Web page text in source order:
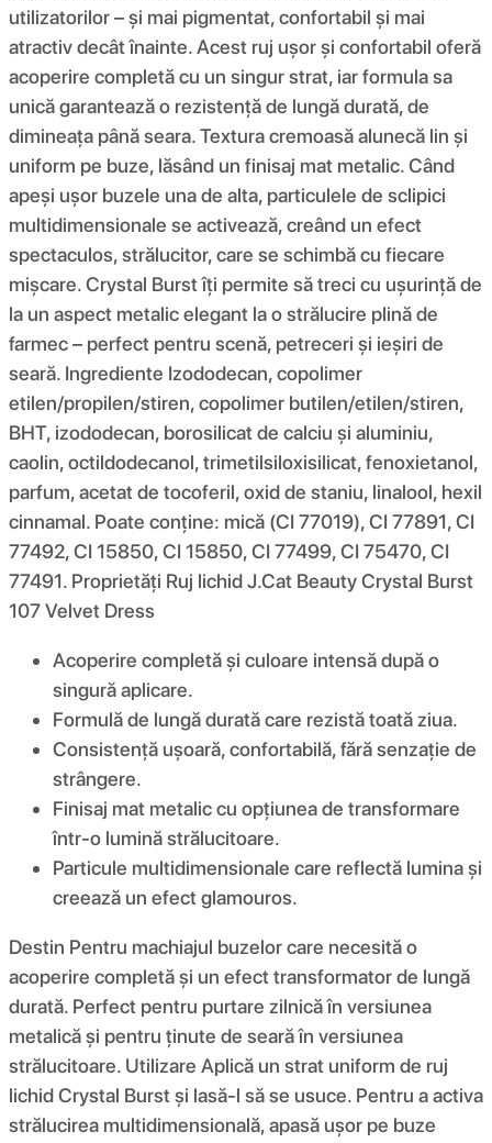
utilizatorilor – și mai pigmentat, confortabil și mai
atractiv decât înainte. Acest ruj ușor și confortabil oferă
acoperire completă cu un singur strat, iar formula sa
unică garantează o rezistență de lungă durată, de
dimineața până seara. Textura cremoasă alunecă lin și
uniform pe buze, lăsând un finisaj mat metalic. Când
apeși ușor buzele una de alta, particulele de sclipici
multidimensionale se activează, creând un efect
spectaculos, strălucitor, care se schimbă cu fiecare
mișcare. Crystal Burst îți permite să treci cu ușurință de
la un aspect metalic elegant la o strălucire plină de
farmec – perfect pentru scenă, petreceri și ieșiri de
seară. Ingrediente Izododecan, copolimer
etilen/propilen/stiren, copolimer butilen/etilen/stiren,
BHT, izododecan, borosilicat de calciu și aluminiu,
caolin, octildodecanol, trimetilsiloxisilicat, fenoxietanol,
parfum, acetat de tocoferil, oxid de staniu, linalool, hexil
cinnamal. Poate conține: mică (CI 77019), CI 77891, CI
77492, CI 15850, CI 15850, CI 77499, CI 75470, CI
77491. Proprietăți Ruj lichid J.Cat Beauty Crystal Burst
107 Velvet Dress
Acoperire completă și culoare intensă după o
singură aplicare.
Formulă de lungă durată care rezistă toată ziua.
Consistență ușoară, confortabilă, fără senzație de
strângere.
Finisaj mat metalic cu opțiunea de transformare
într-o lumină strălucitoare.
Particule multidimensionale care reflectă lumina și
creează un efect glamouros.
Destin Pentru machiajul buzelor care necesită o
acoperire completă și un efect transformator de lungă
durată. Perfect pentru purtare zilnică în versiunea
metalică și pentru ținute de seară în versiunea
strălucitoare. Utilizare Aplică un strat uniform de ruj
lichid Crystal Burst și lasă-l să se usuce. Pentru a activa
strălucirea multidimensională, apasă ușor pe buze